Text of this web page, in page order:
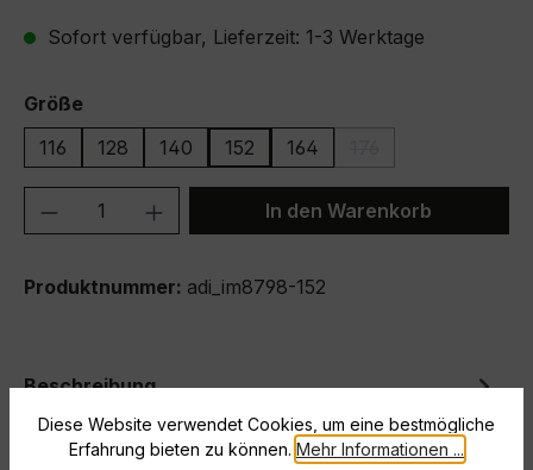
Sofort verfügbar, Lieferzeit: 1-3 Werktage
Größeauswählen
116
128 140 152 164
Produkt Anzahl: Gib denIn den Warenkorb
Produktnummer: adi_im8798-152
Beschreibung
Lass dir vom Wetter keinen Strich durch deine
Trainingssessions machen. Dieser adidas Tiro 24
Diese Website verwendet Cookies, um eine bestmögliche
Erfahrung bieten zu können. Mehr Informationen ...